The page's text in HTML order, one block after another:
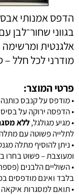
הדפס אמנותי
בגווני שחור־לבן
אלגנטית ומרשימה
מודרני לכל חלל
פרטי המוצר:
• מודפס על קנבס כותנה איכותי 320
• הדפסה ירוקה על
• מגיע מגולגל,ללא
לתלייה פשוטה עם
•ניתן להוסיף מתלה
ומעוצבת – פשוט
• השוליים הלבנים
בלבד ואינם מודפסים
• תואםלמסגרות איקאה